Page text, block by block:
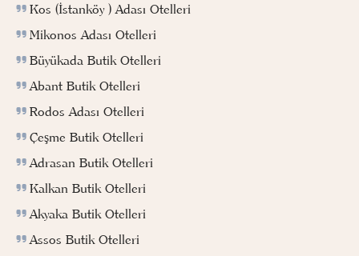
Kos (İstanköy ) Adası Otelleri
Mikonos Adası Otelleri
Büyükada Butik Otelleri
Abant Butik Otelleri
Rodos Adası Otelleri
Çeşme Butik Otelleri
Adrasan Butik Otelleri
Kalkan Butik Otelleri
Akyaka Butik Otelleri
Assos Butik Otelleri